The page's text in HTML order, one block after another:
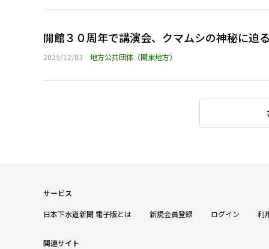
開館３０周年で講演会、クマムシの神秘に
2025/12/03 地方公共団体（関東地方）
サービス
日本下水道新聞 電子版とは 新規会員登録 ログイン 利
関連サイト